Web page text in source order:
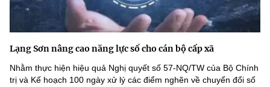
Lạng Sơn nâng cao năng lực số cho cán bộ cấp xã
Nhằm thực hiện hiệu quả Nghị quyết số 57-NQ/TW của Bộ Chính
trị và Kế hoạch 100 ngày xử lý các điểm nghẽn về chuyển đổi số